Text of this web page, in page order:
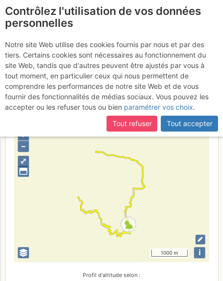
Roche d'Étache : Roche
d'Etache en Traversée NW
/ N
Mardi 9 mai 2017
Cerces - Thabor - Mont-Cenis
⤢
+
–
1000 m i
Profil d'altitude selon :
Contrôlez l'utilisation de vos données
personnelles
Notre site Web utilise des cookies fournis par nous et par des
tiers. Certains cookies sont nécessaires au fonctionnement du
site Web, tandis que d'autres peuvent être ajustés par vous à
tout moment, en particulier ceux qui nous permettent de
comprendre les performances de notre site Web et de vous
fournir des fonctionnalités de médias sociaux. Vous pouvez les
accepter ou les refuser tous ou bien paramétrer vos choix.
Tout refuser
Tout accepter